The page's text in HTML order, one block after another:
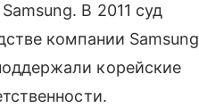
В 2011 суд
компании Samsung
корейские